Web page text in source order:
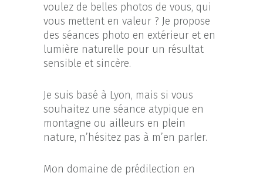
voulez de belles photos de vous, qui
vous mettent en valeur ? Je propose
des séances photo en extérieur et en
lumière naturelle pour un résultat
sensible et sincère.
Je suis basé à Lyon, mais si vous
souhaitez une séance atypique en
montagne ou ailleurs en plein
nature, n’hésitez pas à m’en parler.
Mon domaine de prédilection en